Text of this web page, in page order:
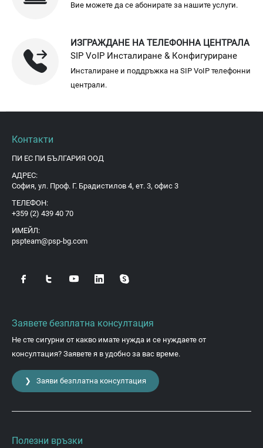
Вие можете да се абонирате за нашите услуги.
ИЗГРАЖДАНЕ НА ТЕЛЕФОННА ЦЕНТРАЛА
SIP VoIP Инсталиране & Конфигуриране
Инсталиране и поддръжка на SIP VoIP телефонни
централи.
Контакти
ПИ ЕС ПИ БЪЛГАРИЯ ООД
АДРЕС:
София, ул. Проф. Г. Брадистилов 4, ет. 3, офис 3
ТЕЛЕФОН:
+359 (2) 439 40 70
ИМЕЙЛ:
pspteam@psp-bg.com
Заявете безплатна консултация
Не сте сигурни от какво имате нужда и се нуждаете от
консултация? Заявете я в удобно за вас време.
❯ Заяви безплатна консултация
Полезни връзки